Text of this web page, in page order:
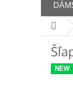
NEW